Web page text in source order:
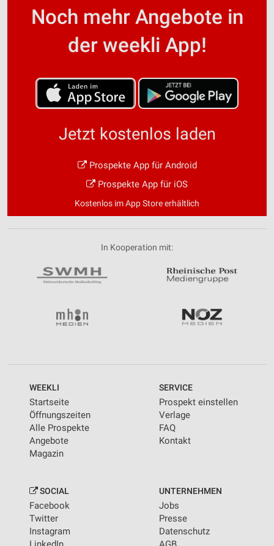
Noch mehr Angebote in
der weekli App!
Jetzt kostenlos laden
Prospekte App für Android
Prospekte App für iOS
Kostenlos im App Store erhältlich
In Kooperation mit:
WEEKLI
Startseite
Öffnungszeiten
Alle Prospekte
Angebote
Magazin
SERVICE
Prospekt einstellen
Verlage
FAQ
Kontakt
SOCIAL
Facebook
Twitter
Instagram
UNTERNEHMEN
Jobs
Presse
Datenschutz